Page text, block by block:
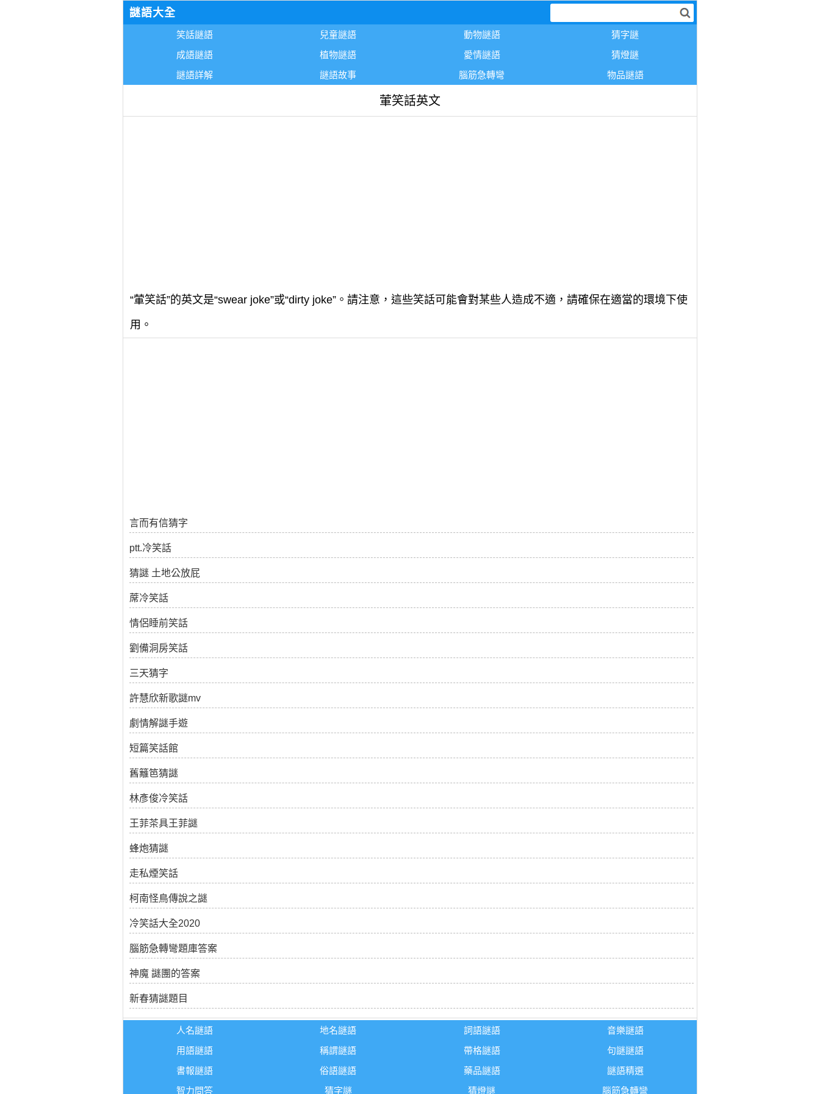
謎語大全
笑話謎語 兒童謎語 動物謎語
猜字謎
成語謎語
植物謎語 愛情謎語
猜燈謎
謎語詳解
謎語故事 腦筋急轉彎 物品謎語
葷笑話英文
“葷笑話”的英文是“swear joke”或“dirty joke”。請注意，這些笑話可能會對某些人造成不適，請確保在適當的環境下使
用。
言而有信猜字
ptt.冷笑話
猜謎 土地公放屁
蓆冷笑話
情侶睡前笑話
劉備洞房笑話
三天猜字
許慧欣新歌謎mv
劇情解謎手遊
短篇笑話館
舊籬笆猜謎
林彥俊冷笑話
王菲茶具王菲謎
蜂炮猜謎
走私煙笑話
柯南怪鳥傳說之謎
冷笑話大全2020
腦筋急轉彎題庫答案
神魔 謎團的答案
新春猜謎題目
人名謎語 地名謎語 詞語謎語
音樂謎語
用語謎語
稱謂謎語 帶格謎語
句謎謎語
書報謎語
俗語謎語 藥品謎語
謎語精選
智力問答
猜字謎 猜燈謎 腦筋急轉彎